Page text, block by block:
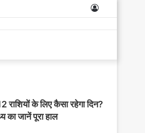
के लिए कैसा रहेगा दिन?
का जानें पूरा हाल